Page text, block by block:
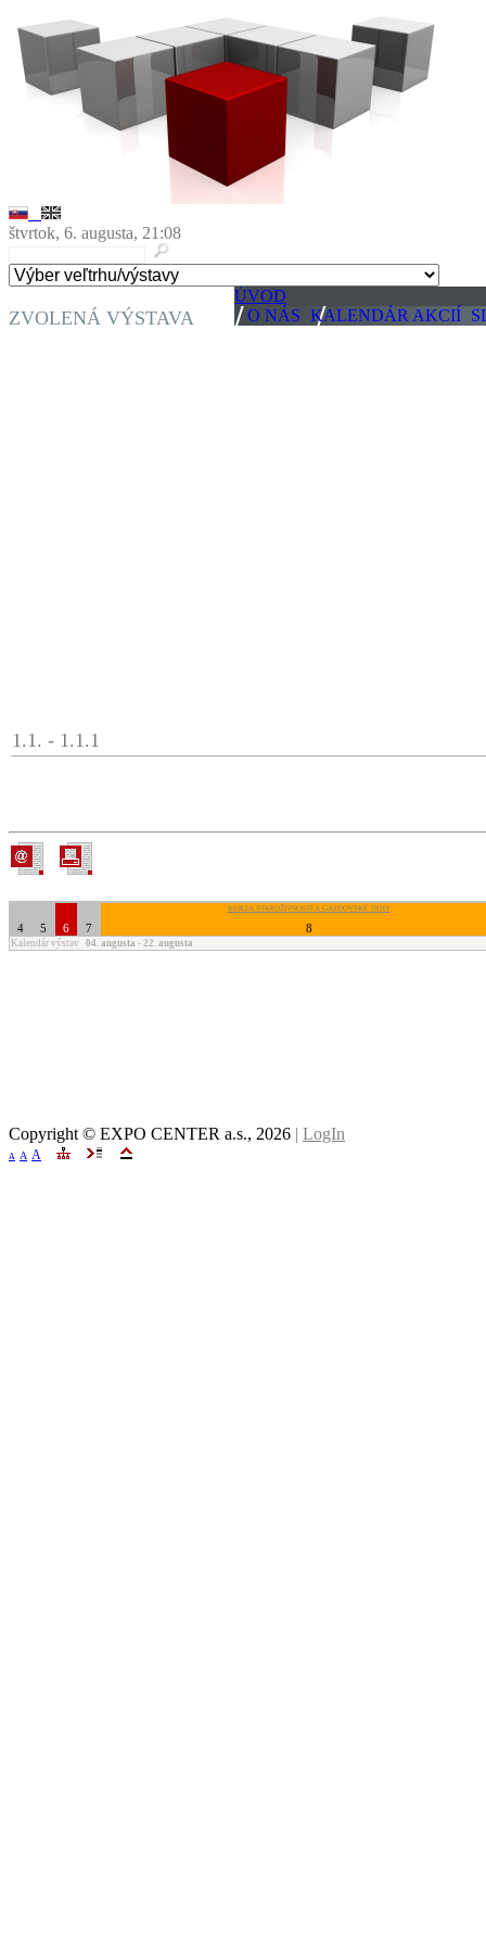
štvrtok, 6. augusta, 21:08
ÚVOD
O NÁS KALENDÁR AKCIÍ
ZVOLENÁ VÝSTAVA
1.1. - 1.1.1
4 5 6 7
BURZA STAROŽITNOSTÍ A GAZDOVSKÉ TRHY
8
Kalendár výstav 04. augusta - 22. augusta
Copyright © EXPO CENTER a.s., 2026 | LogIn
A A A